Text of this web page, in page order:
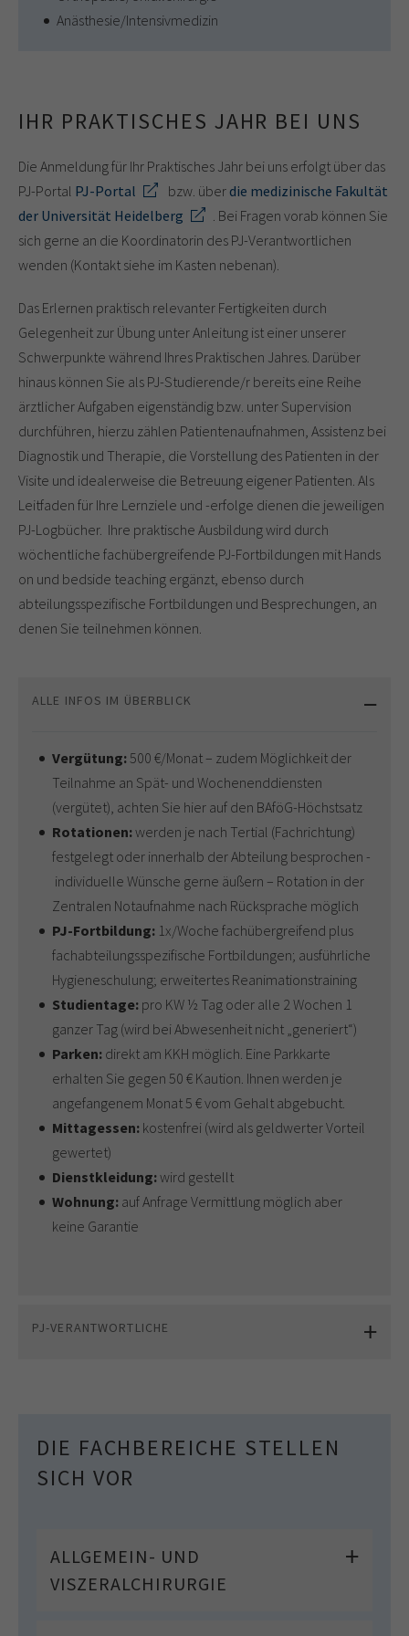
Anästhesie/Intensivmedizin
IHR PRAKTISCHES JAHR BEI UNS
Die Anmeldung für Ihr Praktisches Jahr bei uns erfolgt über das
PJ-Portal PJ-Portal bzw. über die medizinische Fakultät
der Universität Heidelberg
. Bei Fragen vorab können Sie
sich gerne an die Koordinatorin des PJ-Verantwortlichen
wenden (Kontakt siehe im Kasten nebenan).
Das Erlernen praktisch relevanter Fertigkeiten durch
Gelegenheit zur Übung unter Anleitung ist einer unserer
Schwerpunkte während Ihres Praktischen Jahres. Darüber
hinaus können Sie als PJ-Studierende/r bereits eine Reihe
ärztlicher Aufgaben eigenständig bzw. unter Supervision
durchführen, hierzu zählen Patientenaufnahmen, Assistenz bei
Diagnostik und Therapie, die Vorstellung des Patienten in der
Visite und idealerweise die Betreuung eigener Patienten. Als
Leitfaden für Ihre Lernziele und -erfolge dienen die jeweiligen
PJ-Logbücher. Ihre praktische Ausbildung wird durch
wöchentliche fachübergreifende PJ-Fortbildungen mit Hands
on und bedside teaching ergänzt, ebenso durch
abteilungsspezifische Fortbildungen und Besprechungen, an
denen Sie teilnehmen können.
ALLE INFOS IM ÜBERBLICK
Vergütung:500 €/Monat – zudem Möglichkeit der
Teilnahme an Spät- und Wochenenddiensten
(vergütet), achten Sie hier auf den BAföG-Höchstsatz
Rotationen:werden je nach Tertial (Fachrichtung)
festgelegt oder innerhalb der Abteilung besprochen -
individuelle Wünsche gerne äußern – Rotation in der
Zentralen Notaufnahme nach Rücksprache möglich
PJ-Fortbildung: 1x/Woche fachübergreifend plus
fachabteilungsspezifische Fortbildungen; ausführliche
Hygieneschulung; erweitertes Reanimationstraining
Studientage: pro KW ½ Tag oder alle 2 Wochen 1
ganzer Tag (wird bei Abwesenheit nicht „generiert“)
Parken: direkt am KKH möglich. Eine Parkkarte
erhalten Sie gegen 50 € Kaution. Ihnen werden je
angefangenem Monat 5 € vom Gehalt abgebucht.
Mittagessen: kostenfrei (wird als geldwerter Vorteil
gewertet)
Dienstkleidung:wird gestellt
Wohnung: auf Anfrage Vermittlung möglich aber
keine Garantie
PJ-VERANTWORTLICHE
DIE FACHBEREICHE STELLEN
SICH VOR
ALLGEMEIN- UND
VISZERALCHIRURGIE